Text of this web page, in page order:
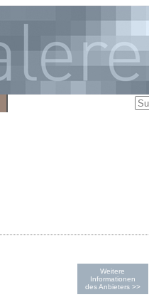
Weitere
Informationen
des Anbieters >>